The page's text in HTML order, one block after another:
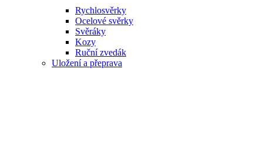
Rychlosvěrky
Ocelové svěrky
Svěráky
Kozy
Ruční zvedák
Uložení a přeprava